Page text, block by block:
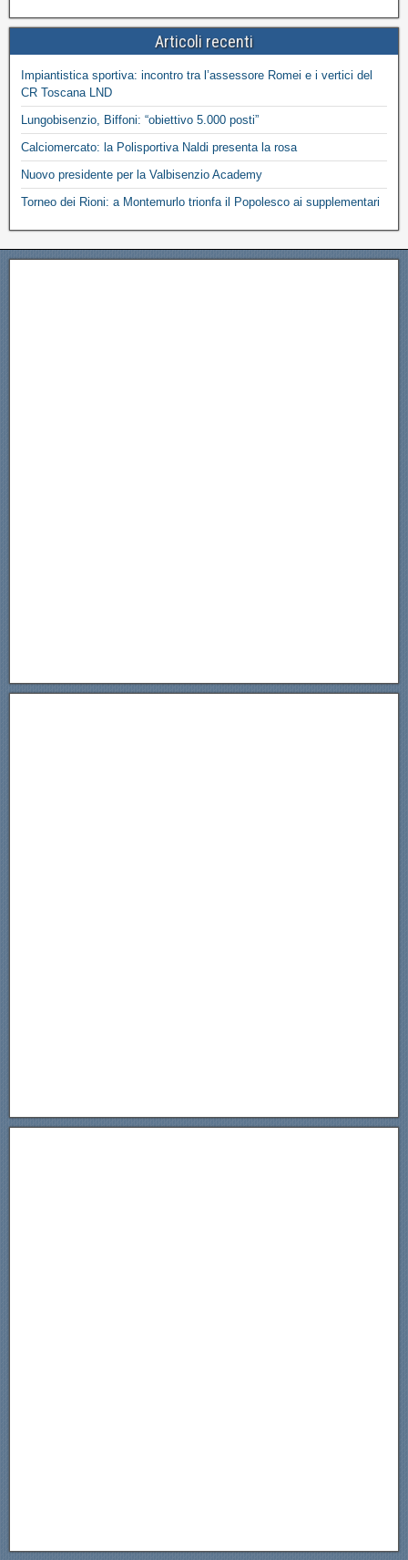
Articoli recenti
Impiantistica sportiva: incontro tra l’assessore Romei e i vertici del
CR Toscana LND
Lungobisenzio, Biffoni: “obiettivo 5.000 posti”
Calciomercato: la Polisportiva Naldi presenta la rosa
Nuovo presidente per la Valbisenzio Academy
Torneo dei Rioni: a Montemurlo trionfa il Popolesco ai supplementari